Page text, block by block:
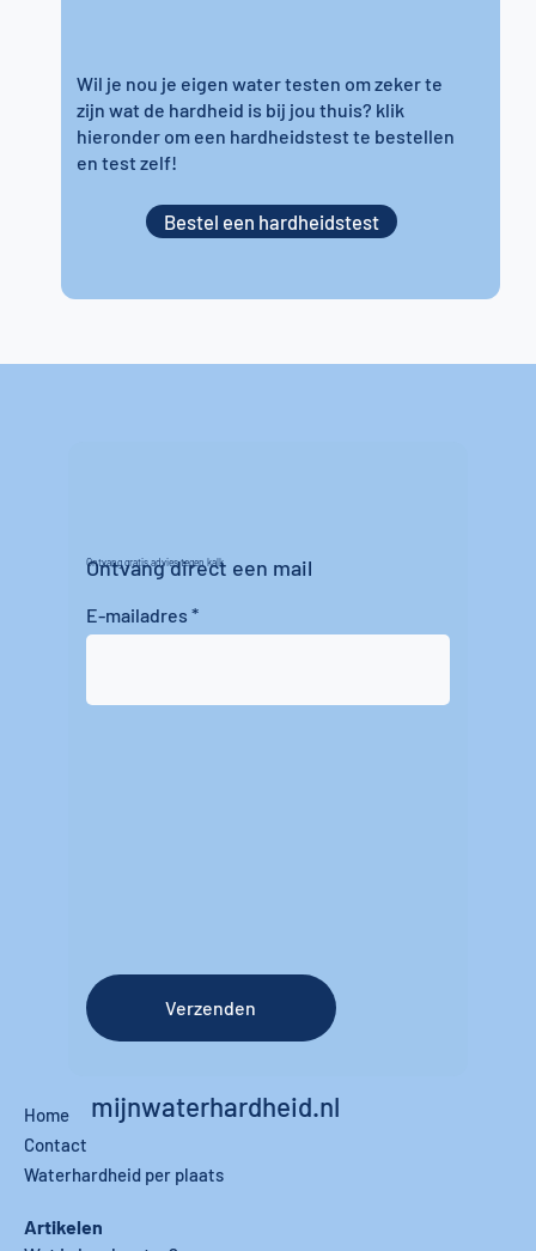
Wil je nou je eigen water testen om zeker te
zijn wat de hardheid is bij jou thuis? klik
hieronder om een hardheidstest te bestellen
en test zelf!
Bestel een hardheidstest
Ontvang gratis advies tegen kalk
Ontvang direct een mail
E-mailadres
Verzenden
mijnwaterhardheid.nl
Home
Contact
Waterhardheid per plaats
Artikelen